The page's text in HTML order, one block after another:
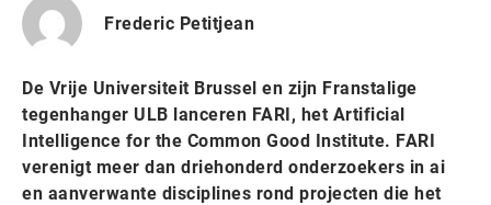
Frederic Petitjean
De Vrije Universiteit Brussel en zijn Franstalige
tegenhanger ULB lanceren FARI, het Artificial
Intelligence for the Common Good Institute. FARI
verenigt meer dan driehonderd onderzoekers in ai
en aanverwante disciplines rond projecten die het